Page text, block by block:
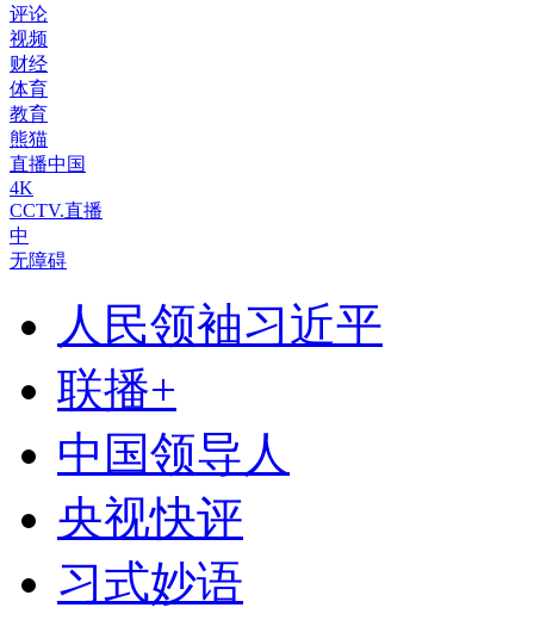
评论
视频
财经
体育
教育
熊猫
直播中国
4K
CCTV.直播
中
无障碍
人民领袖习近平
联播+
中国领导人
央视快评
习式妙语